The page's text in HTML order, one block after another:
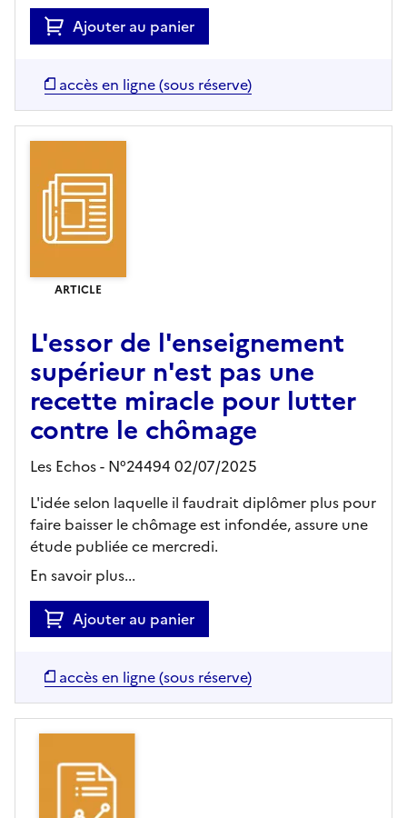
Ajouter au panier
accès en ligne (sous réserve)
ARTICLE
L'essor de l'enseignement
supérieur n'est pas une
recette miracle pour lutter
contre le chômage
Les Echos - N°24494 02/07/2025
L'idée selon laquelle il faudrait diplômer plus pour
faire baisser le chômage est infondée, assure une
étude publiée ce mercredi.
En savoir plus...
Ajouter au panier
accès en ligne (sous réserve)